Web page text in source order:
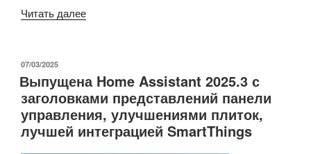
Читать далее«WeAct
0,96-
дюймовый
USB-
дисплей
ОПУБЛИКОВАНО
07/03/2025
Выпущена Home Assistant 2025.3 с
заголовками представлений панели
управления, улучшениями плиток,
лучшей интеграцией SmartThings